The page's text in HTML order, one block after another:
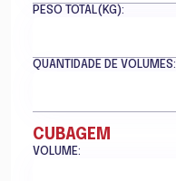
PESO TOTAL(KG):
QUANTIDADE DE VOLUMES:
CUBAGEM
VOLUME: